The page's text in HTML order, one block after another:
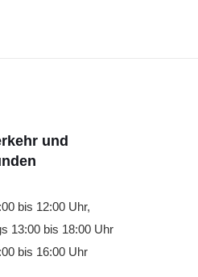
und
bis 12:00 Uhr,
13:00 bis 18:00 Uhr
bis 16:00 Uhr